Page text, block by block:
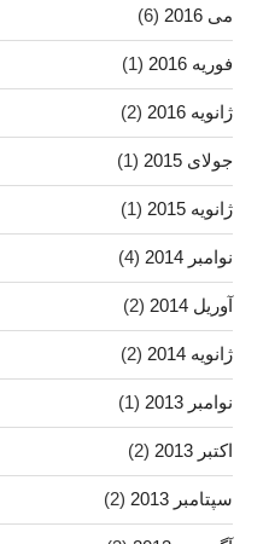
می 2016 (6)
فوریه 2016 (1)
ژانویه 2016 (2)
جولای 2015 (1)
ژانویه 2015 (1)
نوامبر 2014 (4)
آوریل 2014 (2)
ژانویه 2014 (2)
نوامبر 2013 (1)
اکتبر 2013 (2)
سپتامبر 2013 (2)